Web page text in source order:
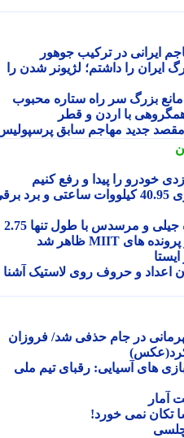
در ترکیب جوهور
را داشتم؛ لژیونر شدن را
بزرگ سر راه ستاره محبوب
با اردن و قطر
جدید مهاجم سابق پرسپولیس
را پیدا و رفع کنیم
نیسان NX7 پلاگین هیبرید با باتری 40.95 کیلووات ساعتی و برد برقی
Smart #2؛ میکرو-برقی دو نفره جیلی و مرسدس با طول تنها 2.75
و حروف روی لاستیک آشنا
در جام حذفی شد/ فروزان
آسیایی: رقبای تیم ملی
نمی خورد!